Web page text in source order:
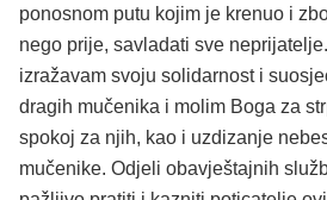
ponosnom putu kojim je krenuo i
nego prije, savladati sve
izražavam svoju solidarnost i
dragih mučenika i molim Boga za
spokoj za njih, kao i uzdizanje
mučenike. Odjeli obavještajnih